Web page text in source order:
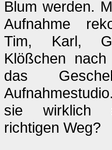
Blum werden.
Aufnahme
Tim, Karl,
Klößchen
das
sie wirklich
richtigen Weg?